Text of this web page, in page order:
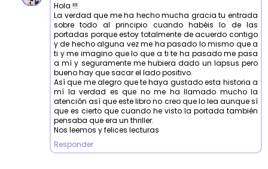
Hola !!!
La verdad que me ha hecho mucha gracia tu entrada
sobre todo al principio cuando habéis lo de las
portadas porque estoy totalmente de acuerdo contigo
y de hecho alguna vez me ha pasado lo mismo que a
ti y me imagino que lo que a ti te ha pasado me pasa
a mí y seguramente me hubiera dado un lapsus pero
bueno hay que sacar el lado positivo.
Así que me alegro que te haya gustado esta historia a
mí la verdad es que no me ha llamado mucho la
atención así que este libro no creo que lo lea aunque sí
que es cierto que cuando he visto la portada también
pensaba que era un thriller.
Nos leemos y felices lecturas
Responder